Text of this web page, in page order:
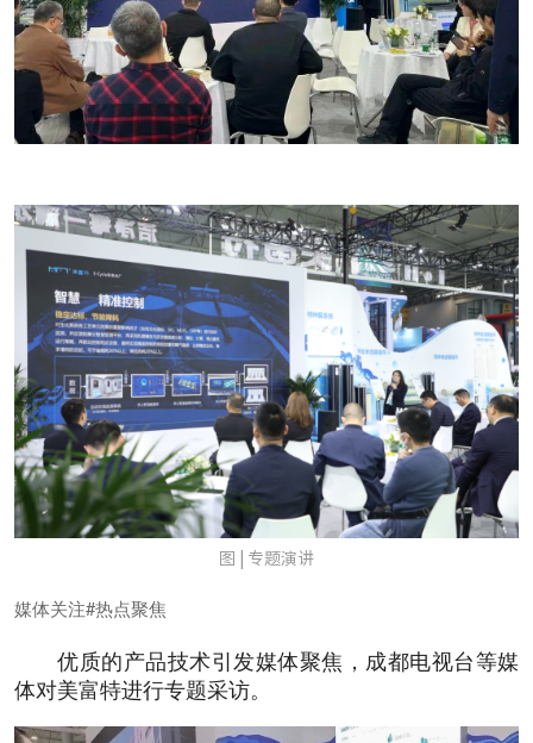
图 | 专题演讲
媒体关注#热点聚焦
优质的产品技术引发媒体聚焦，成都电视台等媒
体对美富特进行专题采访。